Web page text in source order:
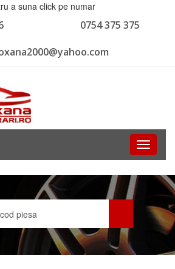
a suna click pe numar
0754 375 375
Toggle